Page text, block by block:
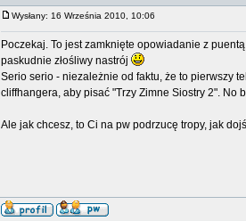
Wysłany: 16 Września 2010, 10:06
Poczekaj. To jest zamknięte opowiadanie z
paskudnie złośliwy nastrój
Serio serio - niezależnie od faktu, że to pierwszy
cliffhangera, aby pisać "Trzy Zimne Siostry 2". No
Ale jak chcesz, to Ci na pw podrzucę tropy, jak